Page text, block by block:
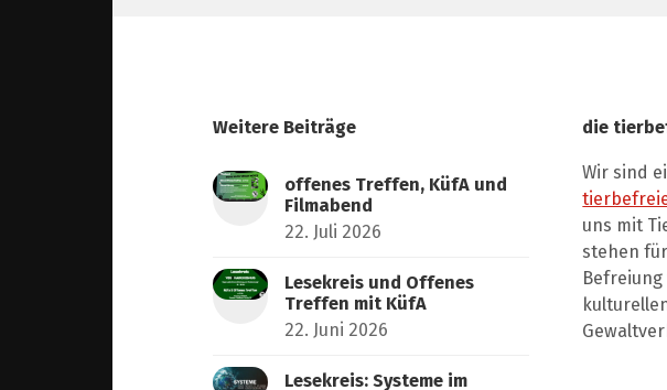
Weitere Beiträge
offenes Treffen, KüfA und
Filmabend
22. Juli 2026
Lesekreis und Offenes
Treffen mit KüfA
22. Juni 2026
Lesekreis: Systeme im
die
Wir sind
uns mit
stehen